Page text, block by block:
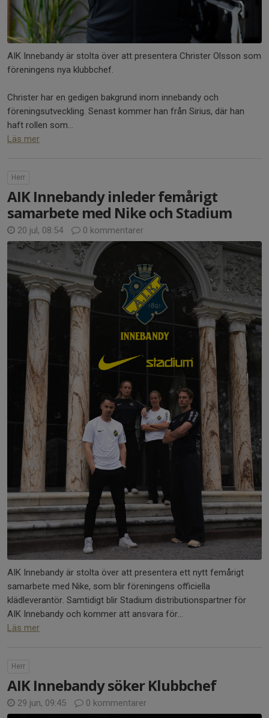
AIK Innebandy är stolta över att presentera Christer Olsson som
föreningens nya klubbchef.
Christer har en gedigen bakgrund inom innebandy och
föreningsutveckling. Senast kommer han från Sirius, där han
haft rollen som...
Läs mer
Herr
AIK Innebandy inleder femårigt
samarbete med Nike och Stadium
20 jul, 08:54 0 kommentarer
AIK Innebandy är stolta över att presentera ett nytt femårigt
samarbete med Nike, som blir föreningens officiella
klädleverantör. Samtidigt blir Stadium distributionspartner för
AIK Innebandy och kommer att ansvara för...
Läs mer
Herr
AIK Innebandy söker Klubbchef
29 jun, 09:45 0 kommentarer